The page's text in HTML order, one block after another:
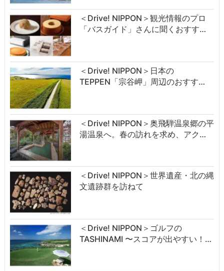
＜Drive! NIPPON＞観光情報のプロ
「バスガイド」さんに聞くおすす…
＜Drive! NIPPON＞日本の
TEPPEN「宗谷岬」周辺のおすす…
＜Drive! NIPPON＞奥飛騨温泉郷の平
湯温泉へ。春の訪れを求め、アク…
＜Drive! NIPPON＞世界遺産・北の縄
文遺跡群を訪ねて
＜Drive! NIPPON＞ゴルフの
TASHINAMI 〜スコアが出やすい！…